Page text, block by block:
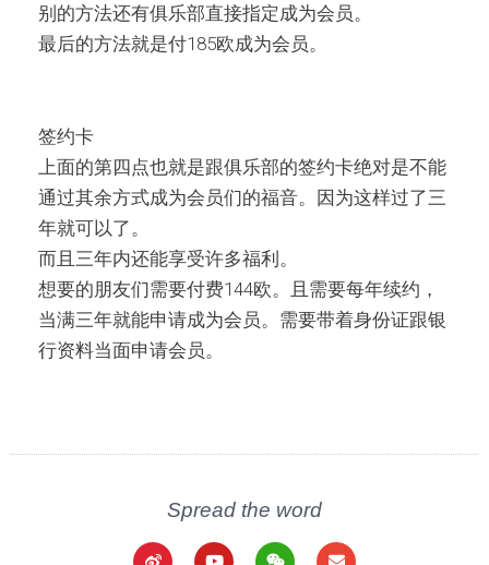
别的方法还有俱乐部直接指定成为会员。
最后的方法就是付185欧成为会员。
签约卡
上面的第四点也就是跟俱乐部的签约卡绝对是不能
通过其余方式成为会员们的福音。因为这样过了三
年就可以了。
而且三年内还能享受许多福利。
想要的朋友们需要付费144欧。且需要每年续约，
当满三年就能申请成为会员。需要带着身份证跟银
行资料当面申请会员。
Spread the word